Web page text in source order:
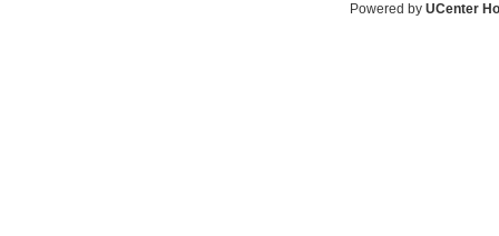
Powered by UCenter